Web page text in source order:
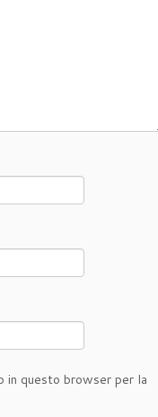
in questo browser per la